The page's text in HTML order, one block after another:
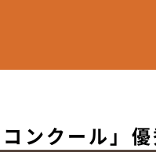
ンクール」優